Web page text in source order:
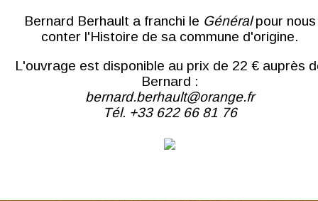
Bubry
Campénéac
Elven
Bernard Berhault a franchi le Généralpour nous
conter l'Histoire de sa commune d'origine.
L'ouvrage est disponible au prix de 22 € auprès
Bernard :
bernard.berhault@orange.fr
Tél. +33 622 66 81 76